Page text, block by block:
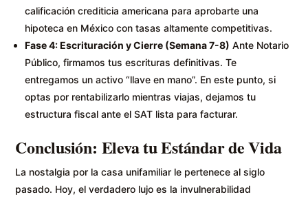
calificación crediticia americana para aprobarte una
hipoteca en México con tasas altamente competitivas.
Fase 4: Escrituración y Cierre (Semana 7-8) Ante Notario
Público, firmamos tus escrituras definitivas. Te
entregamos un activo “llave en mano”. En este punto, si
optas por rentabilizarlo mientras viajas, dejamos tu
estructura fiscal ante el SAT lista para facturar.
Conclusión: Eleva tu Estándar de Vida
La nostalgia por la casa unifamiliar le pertenece al siglo
pasado. Hoy, el verdadero lujo es la invulnerabilidad